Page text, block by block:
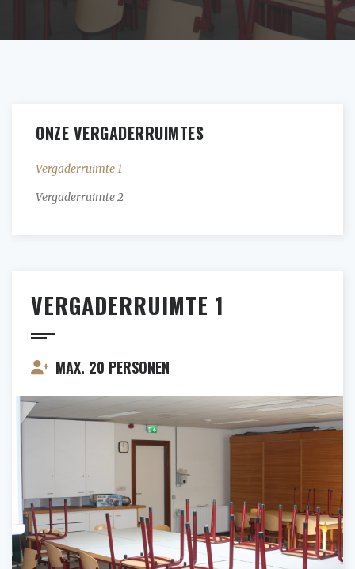
ONZE VERGADERRUIMTES
Vergaderruimte 1
Vergaderruimte 2
VERGADERRUIMTE 1
MAX. 20 PERSONEN